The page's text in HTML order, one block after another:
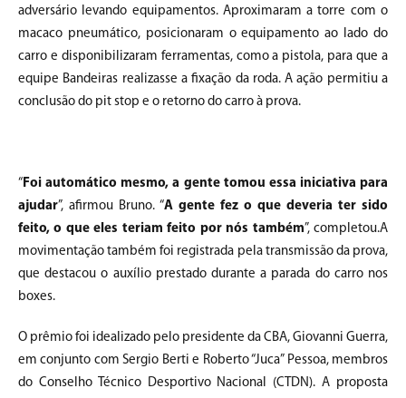
adversário levando equipamentos. Aproximaram a torre com o
macaco pneumático, posicionaram o equipamento ao lado do
carro e disponibilizaram ferramentas, como a pistola, para que a
equipe Bandeiras realizasse a fixação da roda. A ação permitiu a
conclusão do pit stop e o retorno do carro à prova.
“Foi automático mesmo, a gente tomou essa iniciativa para
ajudar”, afirmou Bruno. “A gente fez o que deveria ter sido
feito, o que eles teriam feito por nós também”, completou.A
movimentação também foi registrada pela transmissão da prova,
que destacou o auxílio prestado durante a parada do carro nos
boxes.
O prêmio foi idealizado pelo presidente da CBA, Giovanni Guerra,
em conjunto com Sergio Berti e Roberto “Juca” Pessoa, membros
do Conselho Técnico Desportivo Nacional (CTDN). A proposta